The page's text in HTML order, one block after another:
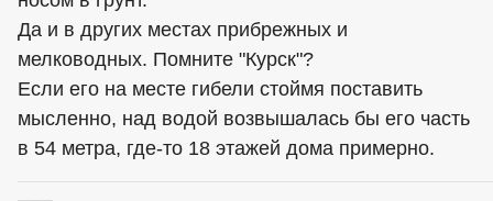
Да и в других местах прибрежных и
мелководных. Помните "Курск"?
Если его на месте гибели стоймя поставить
мысленно, над водой возвышалась бы его часть
в 54 метра, где-то 18 этажей дома примерно.